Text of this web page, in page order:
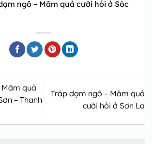
ngõ – Mâm quả cưới hỏi ở Sóc
quả
– Thanh
Tráp dạm ngõ – Mâm quả
cưới hỏi ở Sơn La